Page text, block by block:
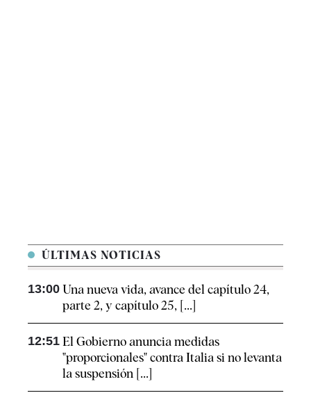
ÚLTIMAS NOTICIAS
13:00 Una nueva vida, avance del capítulo 24,
parte 2, y capítulo 25, [...]
12:51 El Gobierno anuncia medidas
"proporcionales" contra Italia si no levanta
la suspensión [...]